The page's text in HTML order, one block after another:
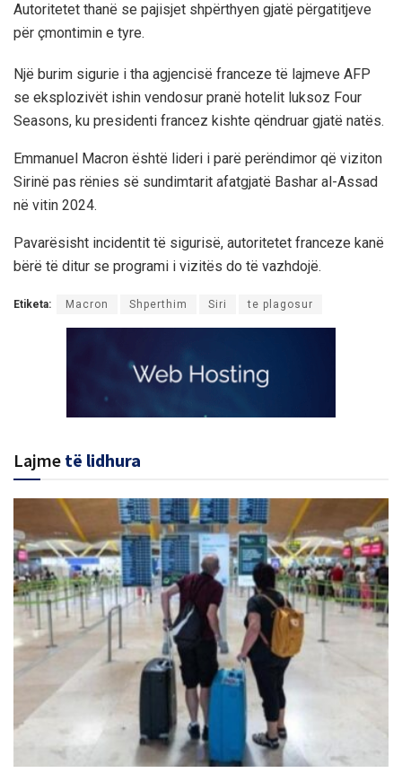
Autoritetet thanë se pajisjet shpërthyen gjatë përgatitjeve
për çmontimin e tyre.
Një burim sigurie i tha agjencisë franceze të lajmeve AFP
se eksplozivët ishin vendosur pranë hotelit luksoz Four
Seasons, ku presidenti francez kishte qëndruar gjatë natës.
Emmanuel Macron është lideri i parë perëndimor që viziton
Sirinë pas rënies së sundimtarit afatgjatë Bashar al-Assad
në vitin 2024.
Pavarësisht incidentit të sigurisë, autoritetet franceze kanë
bërë të ditur se programi i vizitës do të vazhdojë.
Etiketa: Macron Shperthim Siri te plagosur
Lajme të lidhura